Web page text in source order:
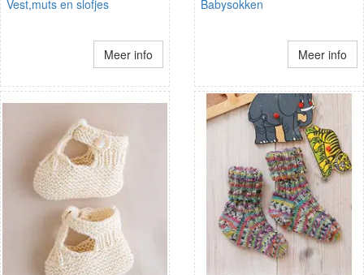
Vest,muts en slofjes
Meer info
Babysokken
Meer info